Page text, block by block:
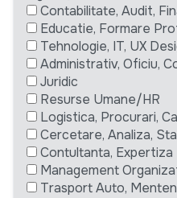
Contabilitate, Audit,
Educatie, Formare
Tehnologie, IT, UX
Administrativ, Oficiu,
Juridic
Resurse Umane/HR
Logistica, Procurari,
Cercetare, Analiza,
Contultanta, Expertiza
Management
Trasport Auto,